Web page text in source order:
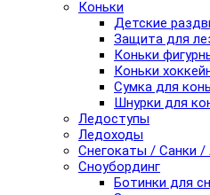
Коньки
Детские
Защита для
Коньки
Коньки
Сумка для
Шнурки для
Ледоступы
Ледоходы
Снегокаты / Санки /
Сноубординг
Ботинки для